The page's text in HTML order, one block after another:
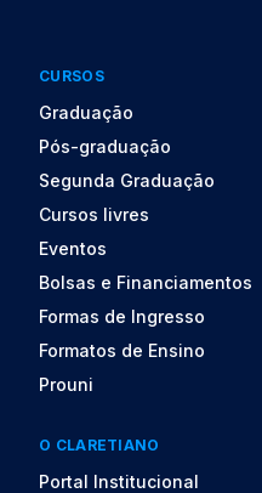
CURSOS
Graduação
Pós-graduação
Segunda Graduação
Cursos livres
Eventos
Bolsas e Financiamentos
Formas de Ingresso
Formatos de Ensino
Prouni
O CLARETIANO
Portal Institucional